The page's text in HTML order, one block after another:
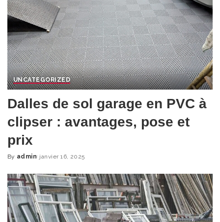
UNCATEGORIZED
Dalles de sol garage en PVC à
clipser : avantages, pose et
prix
Posted
By admin janvier 16, 2025